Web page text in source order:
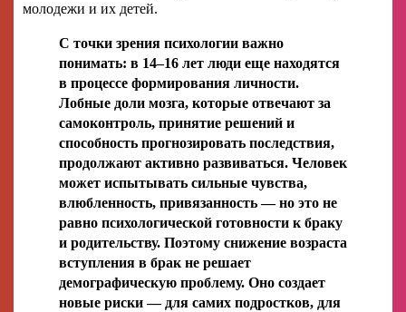
молодежи и их детей.
С точки зрения психологии важно
понимать: в 14–16 лет люди еще находятся
в процессе формирования личности.
Лобные доли мозга, которые отвечают за
самоконтроль, принятие решений и
способность прогнозировать последствия,
продолжают активно развиваться. Человек
может испытывать сильные чувства,
влюбленность, привязанность — но это не
равно психологической готовности к браку
и родительству. Поэтому снижение возраста
вступления в брак не решает
демографическую проблему. Оно создает
новые риски — для самих подростков, для